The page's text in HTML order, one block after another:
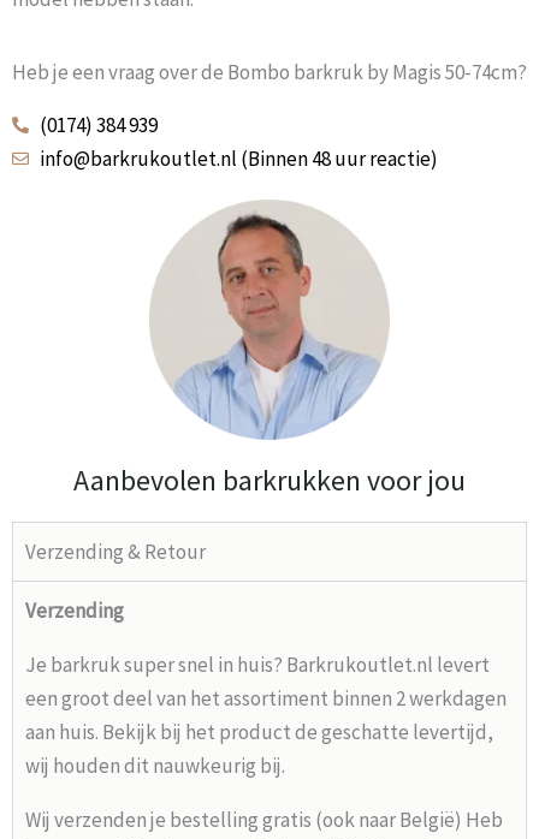
Heb je een vraag over de Bombo barkruk by Magis 50-74cm?
(0174) 384 939
info@barkrukoutlet.nl (Binnen 48 uur reactie)
Aanbevolen barkrukken voor jou
Verzending & Retour
Verzending
Je barkruk super snel in huis? Barkrukoutlet.nl levert
een groot deel van het assortiment binnen 2 werkdagen
aan huis. Bekijk bij het product de geschatte levertijd,
wij houden dit nauwkeurig bij.
Wij verzenden je bestelling gratis (ook naar België) Heb